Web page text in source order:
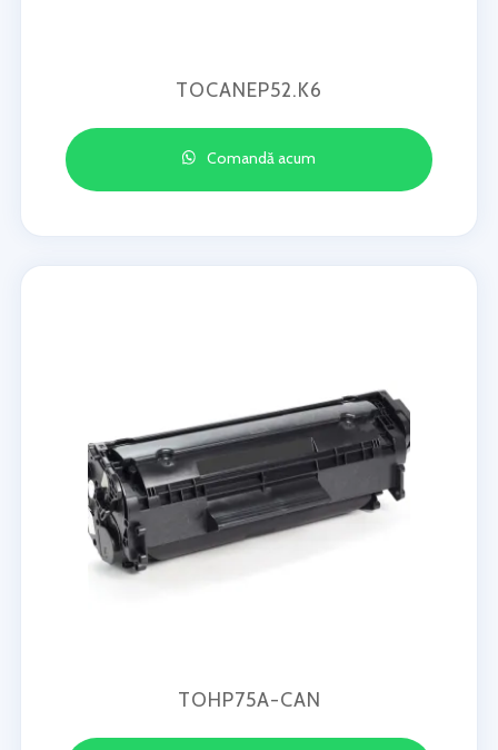
TOCANEP52.K6
Comandă acum
TOHP75A-CAN